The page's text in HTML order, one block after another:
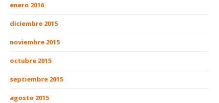
enero 2016
diciembre 2015
noviembre 2015
octubre 2015
septiembre 2015
agosto 2015